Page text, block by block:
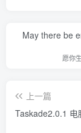
May there be
愿你
上一篇
Taskade2.0.1 电